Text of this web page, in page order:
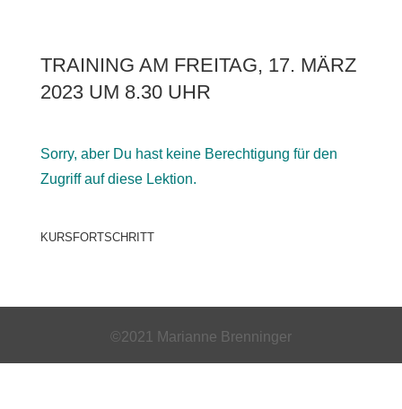
TRAINING AM FREITAG, 17. MÄRZ
2023 UM 8.30 UHR
Sorry, aber Du hast keine Berechtigung für den
Zugriff auf diese Lektion.
KURSFORTSCHRITT
©2021 Marianne Brenninger